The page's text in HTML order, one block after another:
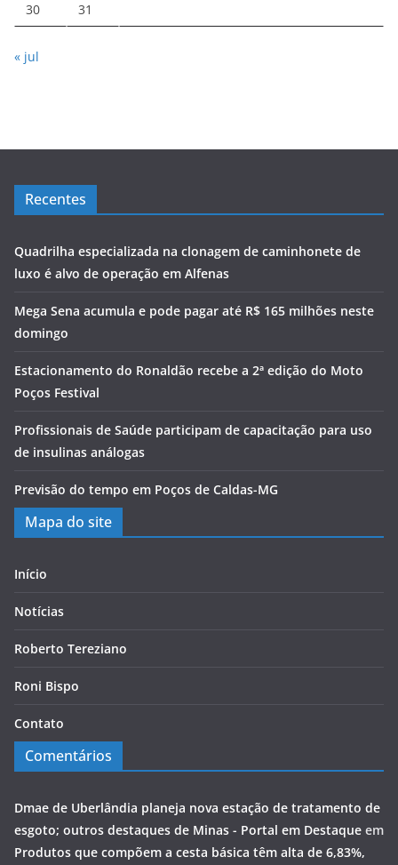
30 31
« jul
Recentes
Quadrilha especializada na clonagem de caminhonete de
luxo é alvo de operação em Alfenas
Mega Sena acumula e pode pagar até R$ 165 milhões neste
domingo
Estacionamento do Ronaldão recebe a 2ª edição do Moto
Poços Festival
Profissionais de Saúde participam de capacitação para uso
de insulinas análogas
Previsão do tempo em Poços de Caldas-MG
Mapa do site
Início
Notícias
Roberto Tereziano
Roni Bispo
Contato
Comentários
Dmae de Uberlândia planeja nova estação de tratamento de
esgoto; outros destaques de Minas - Portal em Destaque em
Produtos que compõem a cesta básica têm alta de 6,83%,